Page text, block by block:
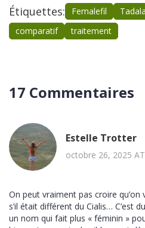
Étiquettes: Femalefil
comparatif
traitement
17 Commentaires
Estelle Trotter
octobre 26, 2025
On peut vraiment pas croire
s’il était différent du Cialis… C’est
un nom qui fait plus « féminin »